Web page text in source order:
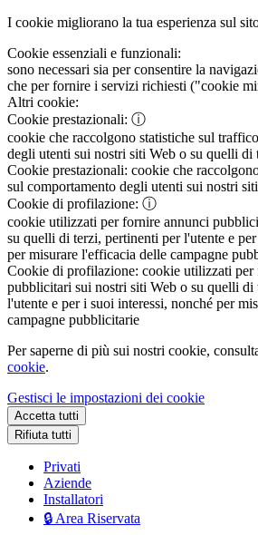
I cookie migliorano la tua esperienza sul
Cookie essenziali e funzionali:
sono necessari sia per consentire la
che per fornire i servizi richiesti ("cookie
Altri cookie:
Cookie prestazionali: ⓘ
cookie che raccolgono statistiche sul
degli utenti sui nostri siti Web o su quelli di
Cookie prestazionali: cookie che
sul comportamento degli utenti sui nostri
Cookie di profilazione: ⓘ
cookie utilizzati per fornire annunci
su quelli di terzi, pertinenti per l'utente e
per misurare l'efficacia delle campagne
Cookie di profilazione: cookie utilizzati per
pubblicitari sui nostri siti Web o su quelli di
l'utente e per i suoi interessi, nonché per
campagne pubblicitarie
Per saperne di più sui nostri cookie,
cookie.
Gestisci le impostazioni dei cookie
Accetta tutti
Rifiuta tutti
Privati
Aziende
Installatori
🔒 Area Riservata